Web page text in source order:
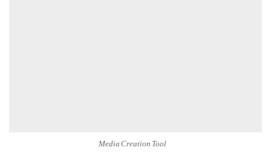
Media Creation Tool